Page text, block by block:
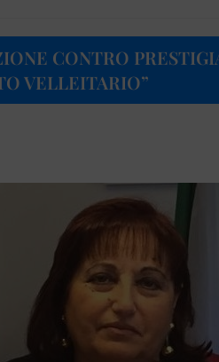
CONTRO
VELLEITARIO”